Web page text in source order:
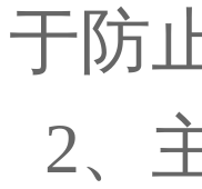
于防
2、